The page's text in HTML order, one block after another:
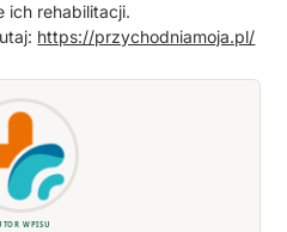
ich rehabilitacji.
https://przychodniamoja.pl/
WPISU